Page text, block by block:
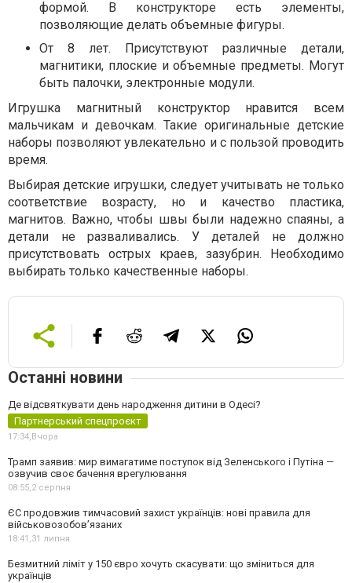
формой. В конструкторе есть элементы,
позволяющие делать объемные фигуры.
От 8 лет. Присутствуют различные детали,
магнитики, плоские и объемные предметы. Могут
быть палочки, электронные модули.
Игрушка магнитный конструктор нравится всем
мальчикам и девочкам. Такие оригинальные детские
наборы позволяют увлекательно и с пользой проводить
время.
Выбирая детские игрушки, следует учитывать не только
соответствие возрасту, но и качество пластика,
магнитов. Важно, чтобы швы были надежно спаяны, а
детали не разваливались. У деталей не должно
присутствовать острых краев, зазубрин. Необходимо
выбирать только качественные наборы.
Останні новини
Де відсвяткувати день народження дитини в Одесі?
Партнерський спецпроєкт
17:34, Вчора
Трамп заявив: мир вимагатиме поступок від Зеленського і Путіна —
озвучив своє бачення врегулювання
08:55,2 серпня
ЄС продовжив тимчасовий захист українців: нові правила для
військовозобов’язаних
18:41,31 липня
Безмитний ліміт у 150 євро хочуть скасувати: що зміниться для
українців